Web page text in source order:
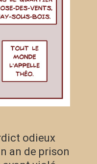
odieux
an de prison